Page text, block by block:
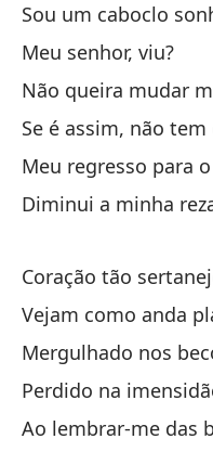
Sou um caboclo
Meu senhor, viu?
Não queira mudar
Se é assim, não tem
Meu regresso para
Diminui a minha
Coração tão
Vejam como anda
Mergulhado nos
Perdido na
Ao lembrar-me das